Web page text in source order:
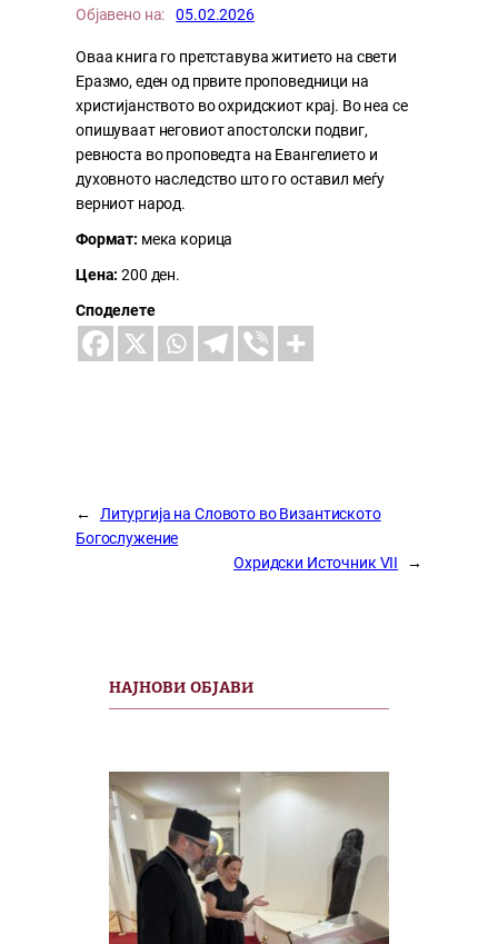
Објавено на: 05.02.2026
Оваа книга го претставува житието на свети
Еразмо, еден од првите проповедници на
христијанството во охридскиот крај. Во неа се
опишуваат неговиот апостолски подвиг,
ревноста во проповедта на Евангелието и
духовното наследство што го оставил меѓу
верниот народ.
Формат: мека корица
Цена: 200 ден.
Споделете
←
Литургија на Словото во Византиското
Богослужение
Охридски Источник VII
→
НАЈНОВИ ОБЈАВИ